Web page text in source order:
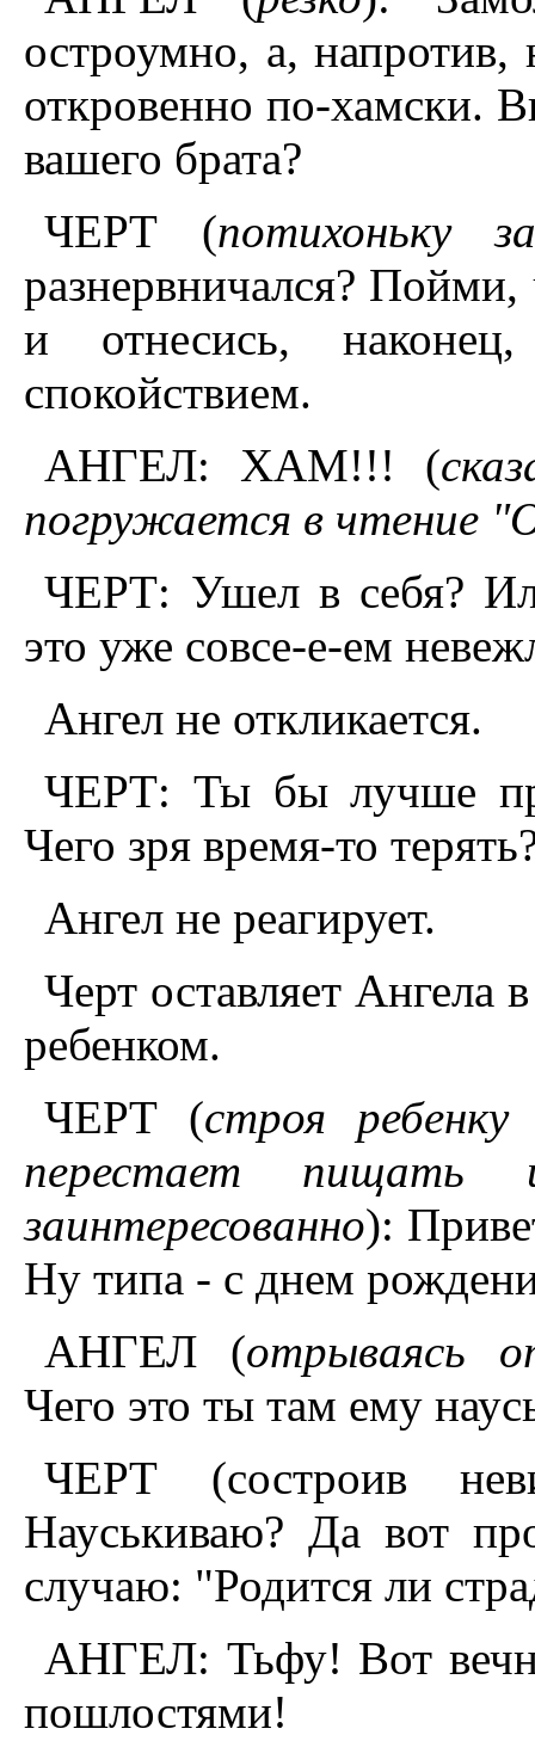
остроумно, а,
откровенно по-хамски.
вашего брата?
ЧЕРТ (потихоньку
разнервничался?
и отнесись,
спокойствием.
АНГЕЛ: ХАМ!!! (
погружается в чтение
ЧЕРТ: Ушел в себя?
это уже совсе-е-ем
Ангел не откликается.
ЧЕРТ: Ты бы лучше
Чего зря время-то
Ангел не реагирует.
Черт оставляет Ангела
ребенком.
ЧЕРТ (строя
перестает
заинтересованно):
Ну типа - с днем
АНГЕЛ (отрываясь
Чего это ты там ему
ЧЕРТ (состроив
Науськиваю? Да вот
случаю: "Родится ли
АНГЕЛ: Тьфу! Вот
пошлостями!